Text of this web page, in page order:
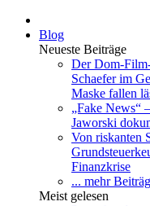
Blog
Neueste Beiträge
Der Dom-
Schaefer im
Maske fallen
„Fake News“
Jaworski
Von riskanten
Finanzkrise
... mehr
Meist gelesen